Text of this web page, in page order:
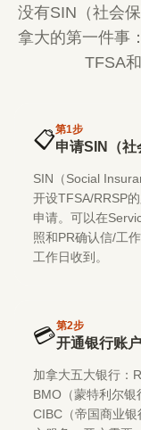
没有SIN（社会
拿大的第一件事
TFSA
📋第1步
申请SIN（社
SIN（Social
开设TFSA/RRSP
申请。可以在
照和PR确认信/工
工作日收到。
💳第2步
开通银行账户
加拿大五大银行：
BMO（蒙特利尔银
CIBC（帝国商业